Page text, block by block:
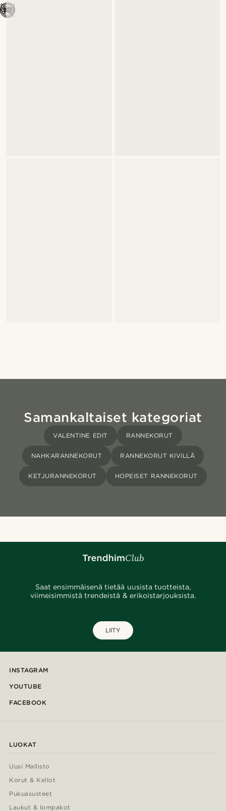
Samankaltaiset kategoriat
VALENTINE EDIT RANNEKORUT
NAHKARANNEKORUT RANNEKORUT KIVILLÄ
KETJURANNEKORUT HOPEISET RANNEKORUT
Saat ensimmäisenä tietää uusista tuotteista,
viimeisimmistä trendeistä & erikoistarjouksista.
LIITY
INSTAGRAM
YOUTUBE
FACEBOOK
LUOKAT
Uusi Mallisto
Korut & Kellot
Pukuasusteet
Laukut & lompakot